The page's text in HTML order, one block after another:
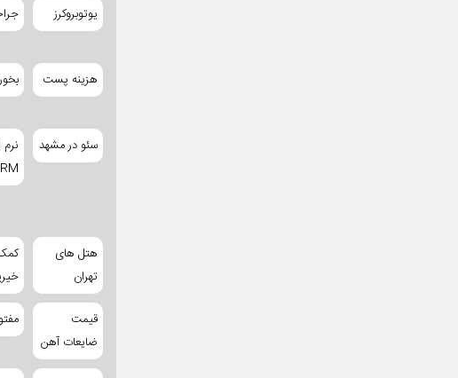
یوتوبروکرز
هزینه پست
سئو در مشهد
نرم
هتل های
تهران
قیمت
ضایعات آهن